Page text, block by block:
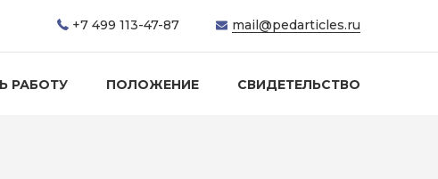
+7 499 113-47-87 mail@pedarticles.ru
РАБОТУ ПОЛОЖЕНИЕ СВИДЕТЕЛЬСТВО